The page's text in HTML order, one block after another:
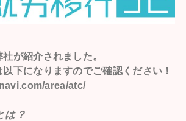
社が紹介されました。
下になりますのでご確認ください！
area/atc/
は？